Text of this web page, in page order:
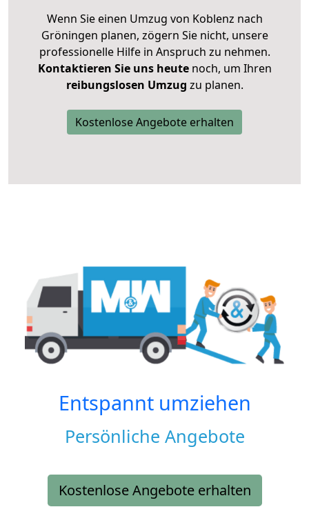
Wenn Sie einen Umzug von Koblenz nach
Gröningen planen, zögern Sie nicht, unsere
professionelle Hilfe in Anspruch zu nehmen.
Kontaktieren Sie uns heutenoch, um Ihren
reibungslosen Umzug zu planen.
Kostenlose Angebote erhalten
Entspannt umziehen
Persönliche Angebote
Kostenlose Angebote erhalten